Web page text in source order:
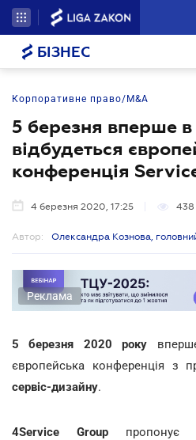
БІЗНЕС
Корпоративне право/M&A
5 березня вперше в
відбудеться
конференція
4 березня 2020, 17:25 438
Автор: Олександра Кознова,
Реклама
5 березня 2020 року
європейська конференція з
сервіс-дизайну.
4Service Groupпропонує